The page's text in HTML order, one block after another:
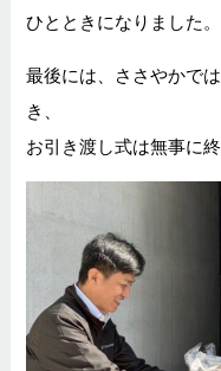
ひとときになりました。
最後には、ささやかで
き、
お引き渡し式は無事に終